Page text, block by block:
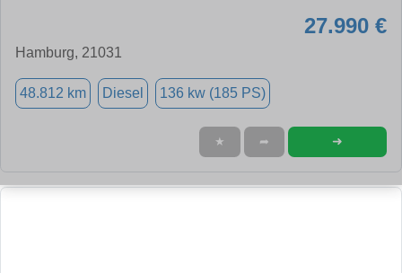
27.990 €
Hamburg, 21031
48.812 km Diesel 136 kw (185 PS)
★ ➦ ➜